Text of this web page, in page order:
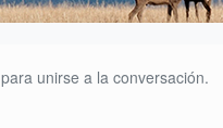
para unirse a la conversación.